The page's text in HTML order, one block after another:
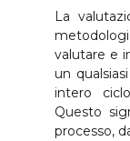
La
valutare e
un
intero
Questo
processo,